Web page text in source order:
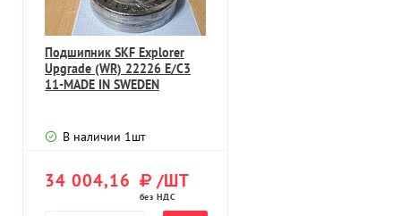
Подшипник SKF Explorer
Upgrade (WR) 22226 E/C3
11-MADE IN SWEDEN
В наличии 1 шт
34 004,16 /ШТ
без НДС